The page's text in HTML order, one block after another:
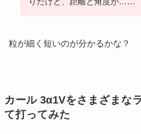
りだけど、距離と角度が……
粒が細く短いのが分かるかな？
カール 3α1Vをさまざまな
て打ってみた